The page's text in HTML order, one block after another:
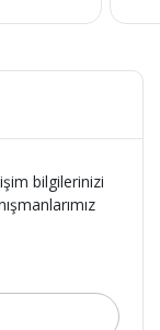
bilgilerinizi